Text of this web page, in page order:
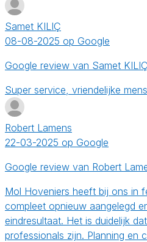
Samet KILIÇ
08-08-2025 op Google
Google review van Samet KILIÇ
Super service, vriendelijke
Robert Lamens
22-03-2025 op Google
Google review van Robert
Mol Hoveniers heeft bij ons in
compleet opnieuw aangelegd
eindresultaat. Het is duidelijk
professionals zijn. Planning en